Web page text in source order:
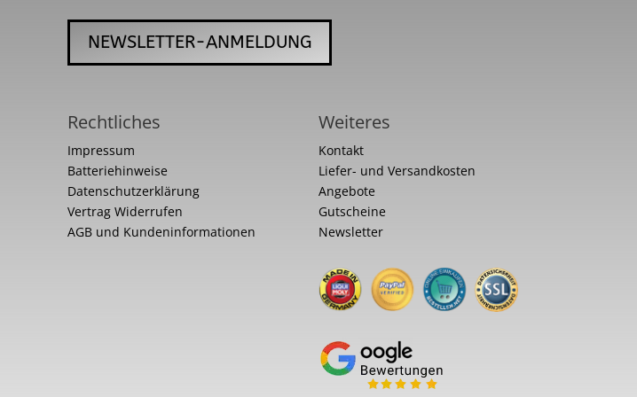
NEWSLETTER-ANMELDUNG
Rechtliches
Impressum
Batteriehinweise
Datenschutzerklärung
Vertrag Widerrufen
AGB und Kundeninformationen
Weiteres
Kontakt
Liefer- und Versandkosten
Angebote
Gutscheine
Newsletter